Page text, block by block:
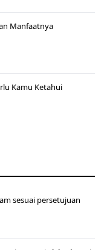
Manfaatnya
Kamu Ketahui
sesuai persetujuan